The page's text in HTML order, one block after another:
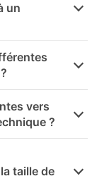
un
vers
?
taille de